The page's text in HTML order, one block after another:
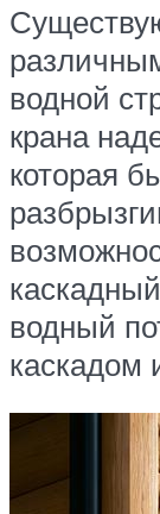
водной
крана
которая
водный
каскадом